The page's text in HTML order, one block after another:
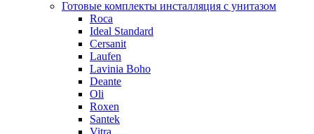
Готовые комплекты инсталляция с унитазом
Roca
Ideal Standard
Cersanit
Laufen
Lavinia Boho
Deante
Oli
Roxen
Santek
Vitra